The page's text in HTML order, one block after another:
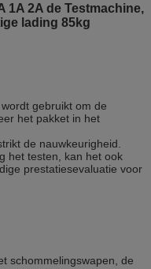
1A 2A de Testmachine,
lading 85kg
gebruikt om de
het pakket in het
de nauwkeurigheid.
het testen, kan het ook
prestatiesevaluatie voor
schommelingswapen, de